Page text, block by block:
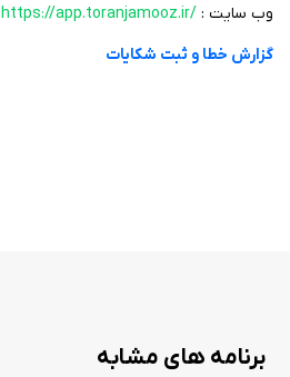
وب سایت : https://app.toranjamooz.ir/
گزارش خطا و ثبت شکایات
برنامه های مشابه